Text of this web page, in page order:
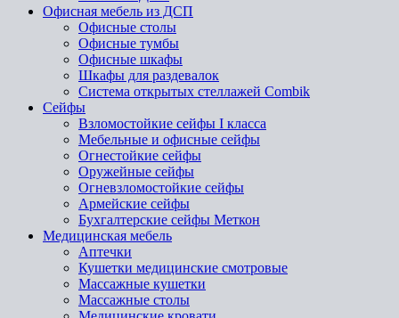
Офисная мебель из ДСП
Офисные столы
Офисные тумбы
Офисные шкафы
Шкафы для раздевалок
Система открытых стеллажей Combik
Сейфы
Взломостойкие сейфы I класса
Мебельные и офисные сейфы
Огнестойкие сейфы
Оружейные сейфы
Огневзломостойкие сейфы
Армейские сейфы
Бухгалтерские сейфы Меткон
Медицинская мебель
Аптечки
Кушетки медицинские смотровые
Массажные кушетки
Массажные столы